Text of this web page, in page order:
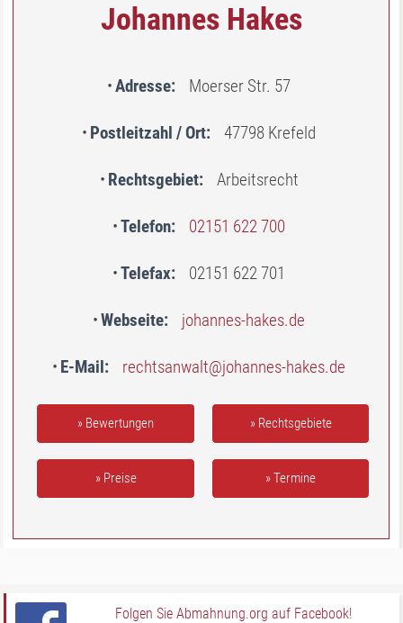
Johannes Hakes
Adresse Moerser Str. 57
Postleitzahl / Ort 47798 Krefeld
Rechtsgebiet Arbeitsrecht
Telefon 02151 622 700
Telefax 02151 622 701
Webseite johannes-hakes.de
E-Mail rechtsanwalt@johannes-hakes.de
» Bewertungen » Rechtsgebiete
» Preise » Termine
Folgen Sie Abmahnung.org auf Facebook!